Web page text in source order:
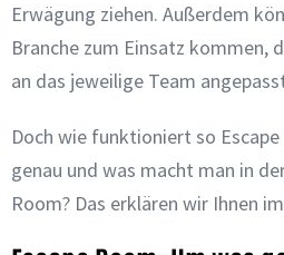
Erwägung ziehen. Außerdem
Branche zum Einsatz kommen,
an das jeweilige Team
Doch wie funktioniert so
genau und was macht man in
Room? Das erklären wir Ihnen